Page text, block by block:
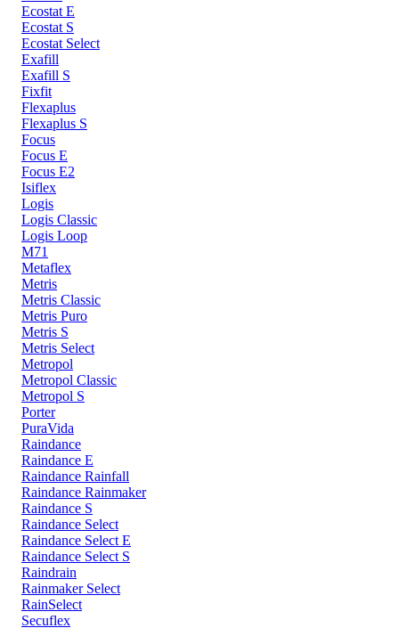
Ecostat E
Ecostat S
Ecostat Select
Exafill
Exafill S
Fixfit
Flexaplus
Flexaplus S
Focus
Focus E
Focus E2
Isiflex
Logis
Logis Classic
Logis Loop
M71
Metaflex
Metris
Metris Classic
Metris Puro
Metris S
Metris Select
Metropol
Metropol Classic
Metropol S
Porter
PuraVida
Raindance
Raindance E
Raindance Rainfall
Raindance Rainmaker
Raindance S
Raindance Select
Raindance Select E
Raindance Select S
Raindrain
Rainmaker Select
RainSelect
Secuflex